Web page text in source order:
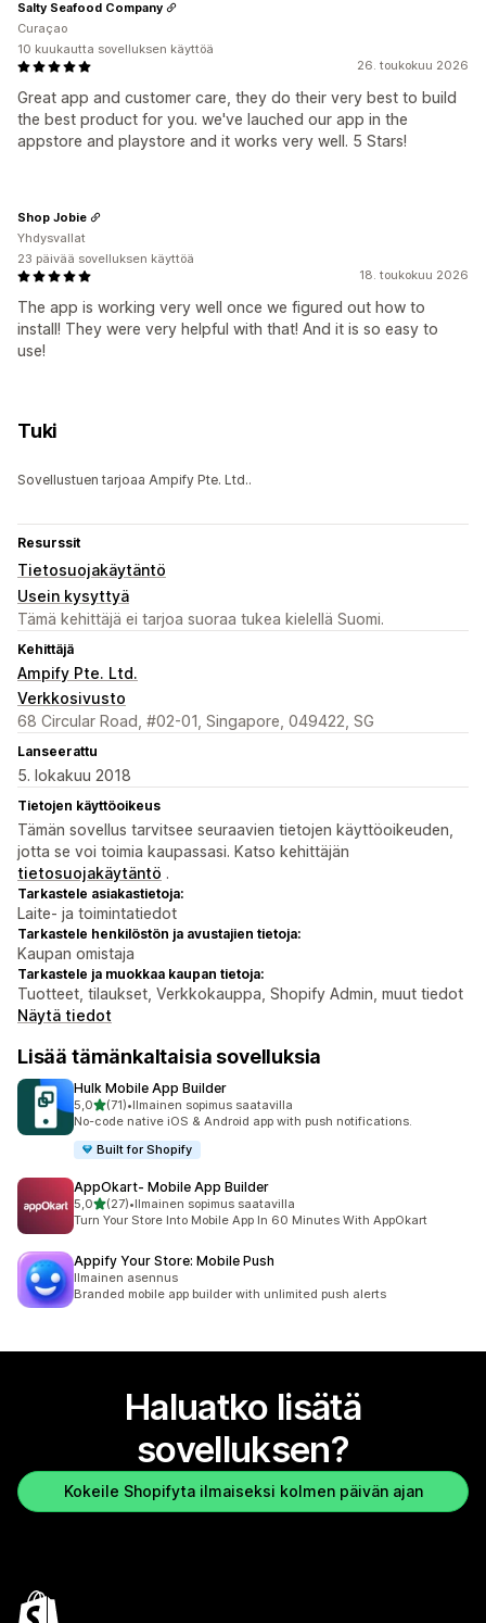
26. toukokuu 2026
Great app and customer care, they do their very best to build
the best product for you. we've lauched our app in the
appstore and playstore and it works very well. 5 Stars!
Salty Seafood Company
Curaçao
10 kuukautta sovelluksen käyttöä
18. toukokuu 2026
The app is working very well once we figured out how to
install! They were very helpful with that! And it is so easy to
use!
Shop Jobie
Yhdysvallat
23 päivää sovelluksen käyttöä
Tuki
Sovellustuen tarjoaa Ampify Pte. Ltd..
Resurssit
Tietosuojakäytäntö
Usein kysyttyä
Tämä kehittäjä ei tarjoa suoraa tukea kielellä Suomi.
Kehittäjä
Ampify Pte. Ltd.
Verkkosivusto
68 Circular Road, #02-01, Singapore, 049422, SG
Lanseerattu
5. lokakuu 2018
Tietojen käyttöoikeus
Tämän sovellus tarvitsee seuraavien tietojen käyttöoikeuden,
jotta se voi toimia kaupassasi. Katso kehittäjän
tietosuojakäytäntö .
Tarkastele asiakastietoja:
Laite- ja toimintatiedot
Tarkastele henkilöstön ja avustajien tietoja:
Kaupan omistaja
Tarkastele ja muokkaa kaupan tietoja:
Tuotteet, tilaukset, Verkkokauppa, Shopify Admin, muut tiedot
Näytä tiedot
Lisää tämänkaltaisia sovelluksia
Hulk Mobile App Builder
5,0/ 5 tähteä
(71)
71 arvostelua yhteensä
•Ilmainen sopimus saatavilla
No-code native iOS & Android app with push notifications.
Built for Shopify
AppOkart‑ Mobile App Builder
5,0/ 5 tähteä
(27)
27 arvostelua yhteensä
•Ilmainen sopimus saatavilla
Turn Your Store Into Mobile App In 60 Minutes With AppOkart
Appify Your Store: Mobile Push
Ilmainen asennus
Branded mobile app builder with unlimited push alerts
Haluatko lisätä
sovelluksen?
Kokeile Shopifyta ilmaiseksi kolmen päivän ajan